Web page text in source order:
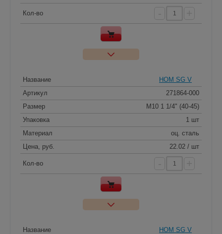
Кол-во
Название
HOM SG V
Артикул
271864-000
Размер
M10 1 1/4" (40-45)
Упаковка
1 шт
Материал
оц. сталь
Цена, руб.
22.02 / шт
Кол-во
Название
HOM SG V